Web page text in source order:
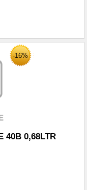
-16%
40B 0,68LTR